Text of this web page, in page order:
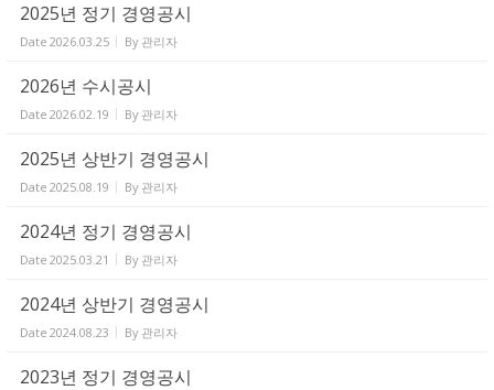
2025년 정기 경영공시
Date 2026.03.25 By 관리자
2026년 수시공시
Date 2026.02.19 By 관리자
2025년 상반기 경영공시
Date 2025.08.19 By 관리자
2024년 정기 경영공시
Date 2025.03.21 By 관리자
2024년 상반기 경영공시
Date 2024.08.23 By 관리자
2023년 정기 경영공시